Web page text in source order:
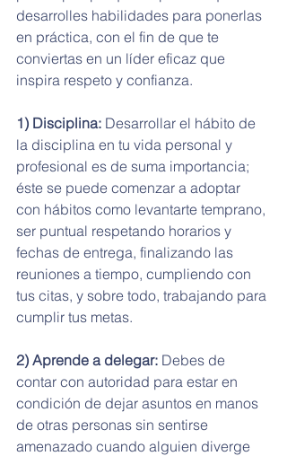
desarrolles habilidades para ponerlas
en práctica, con el fin de que te
conviertas en un líder eficaz que
inspira respeto y confianza.
1) Disciplina: Desarrollar el hábito de
la disciplina en tu vida personal y
profesional es de suma importancia;
éste se puede comenzar a adoptar
con hábitos como levantarte temprano,
ser puntual respetando horarios y
fechas de entrega, finalizando las
reuniones a tiempo, cumpliendo con
tus citas, y sobre todo, trabajando para
cumplir tus metas.
2) Aprende a delegar: Debes de
contar con autoridad para estar en
condición de dejar asuntos en manos
de otras personas sin sentirse
amenazado cuando alguien diverge